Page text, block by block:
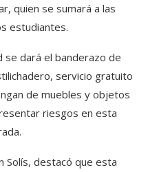
quien se sumará a las
estudiantes.
se dará el banderazo de
servicio gratuito
de muebles y objetos
riesgos en esta
Solís, destacó que esta